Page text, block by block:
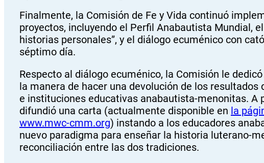
Finalmente, la Comisión de Fe y Vida continuó
proyectos, incluyendo el Perfil Anabautista Mundial,
historias personales”, y el diálogo ecuménico con
séptimo día.
Respecto al diálogo ecuménico, la Comisión le
la manera de hacer una devolución de los
e instituciones educativas anabautista-menonitas. A
difundió una carta (actualmente disponible en la
www.mwc-cmm.org) instando a los educadores
nuevo paradigma para enseñar la historia luterano-
reconciliación entre las dos tradiciones.